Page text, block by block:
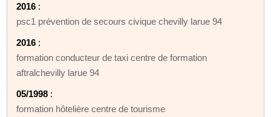
2016 :
psc1 prévention de secours civique chevilly larue 94
2016 :
formation conducteur de taxi centre de formation
aftralchevilly larue 94
05/1998 :
formation hôtelière centre de tourisme